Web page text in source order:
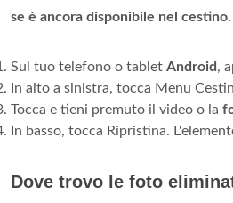
se è ancora disponibile nel cestino.
Sul tuo telefono o tablet Android ,
In alto a sinistra, tocca Menu
Tocca e tieni premuto il video o la
In basso, tocca Ripristina.
Dove trovo le foto